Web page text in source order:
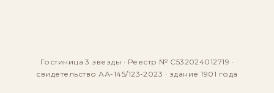
Гостиница 3 звезды · Реестр № С532024012719 ·
свидетельство АА-145/123-2023 · здание 1901 года